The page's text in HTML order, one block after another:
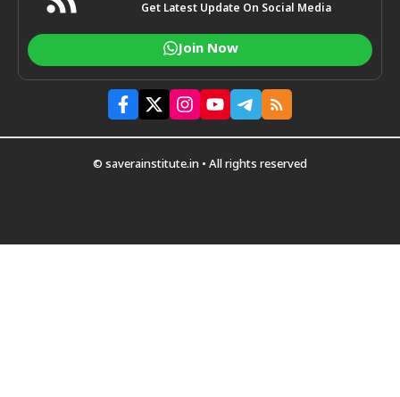
Get Latest Update On Social Media
Join Now
© saverainstitute.in • All rights reserved